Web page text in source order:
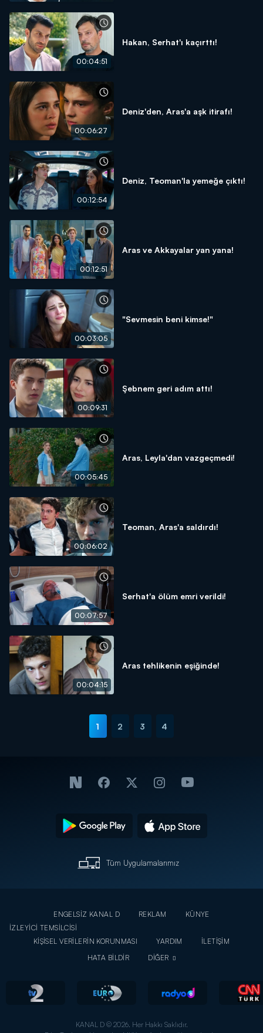
00:04:51
Hakan, Serhat'ı kaçırttı!
00:06:27
Deniz'den, Aras'a aşk itirafı!
00:12:54
Deniz, Teoman'la yemeğe çıktı!
00:12:51
Aras ve Akkayalar yan yana!
00:03:05
"Sevmesin beni kimse!"
00:09:31
Şebnem geri adım attı!
00:05:45
Aras, Leyla'dan vazgeçmedi!
00:06:02
Teoman, Aras'a saldırdı!
00:07:57
Serhat'a ölüm emri verildi!
00:04:15
Aras tehlikenin eşiğinde!
1 2 3 4
Tüm Uygulamalarımız
ENGELSİZ KANAL D REKLAM
KÜNYE
İZLEYİCİ TEMSİLCİSİ
KİŞİSEL VERİLERİN KORUNMASI
YARDIM
İLETİŞİM
HATA BİLDİR
DİĞER
KANAL D © 2026. Her Hakkı Saklıdır.